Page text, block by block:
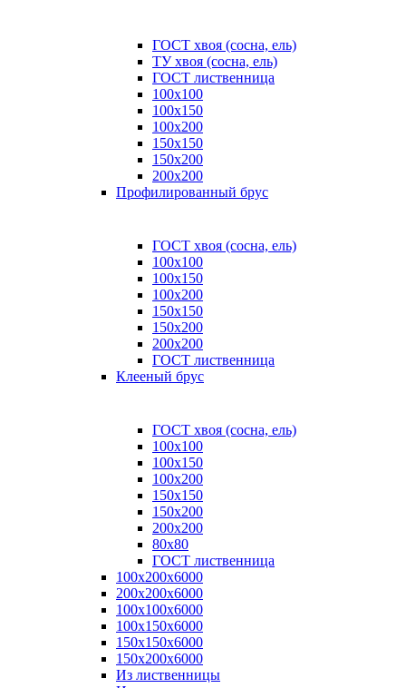
ГОСТ хвоя (сосна, ель)
ТУ хвоя (сосна, ель)
ГОСТ лиственница
100х100
100х150
100х200
150х150
150х200
200х200
Профилированный брус
ГОСТ хвоя (сосна, ель)
100x100
100x150
100x200
150x150
150x200
200x200
ГОСТ лиственница
Клееный брус
ГОСТ хвоя (сосна, ель)
100x100
100x150
100x200
150x150
150x200
200x200
80х80
ГОСТ лиственница
100х200х6000
200х200х6000
100х100х6000
100х150х6000
150х150х6000
150х200х6000
Из лиственницы